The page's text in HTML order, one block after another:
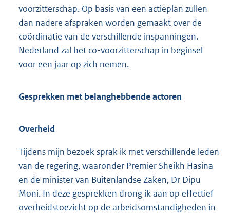
voorzitterschap. Op basis van een actieplan zullen
dan nadere afspraken worden gemaakt over de
coördinatie van de verschillende inspanningen.
Nederland zal het co-voorzitterschap in beginsel
voor een jaar op zich nemen.
Gesprekken met belanghebbende actoren
Overheid
Tijdens mijn bezoek sprak ik met verschillende leden
van de regering, waaronder Premier Sheikh Hasina
en de minister van Buitenlandse Zaken, Dr Dipu
Moni. In deze gesprekken drong ik aan op effectief
overheidstoezicht op de arbeidsomstandigheden in